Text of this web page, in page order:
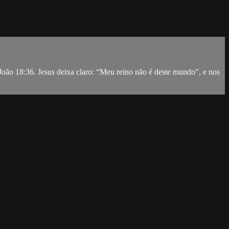
18:36. Jesus deixa claro: “Meu reino não é deste mundo”, e nos